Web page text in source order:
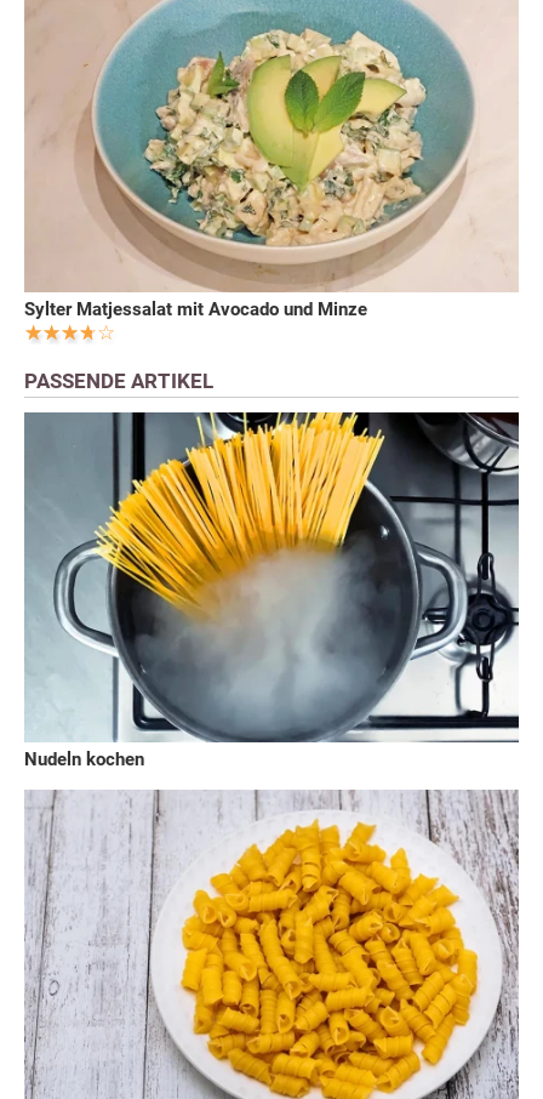
Sylter Matjessalat mit Avocado und Minze
PASSENDE ARTIKEL
Nudeln kochen